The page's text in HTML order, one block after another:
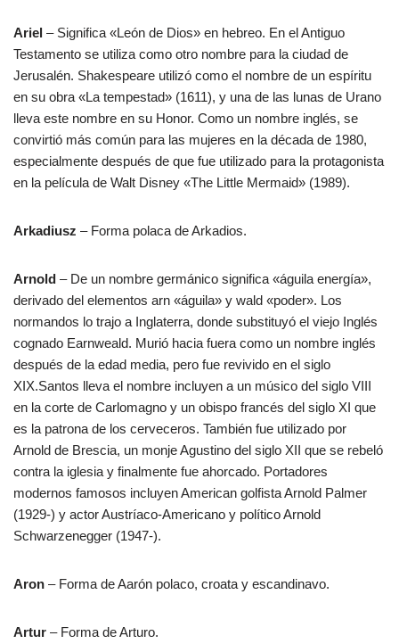
Ariel – Significa «León de Dios» en hebreo. En el Antiguo
Testamento se utiliza como otro nombre para la ciudad de
Jerusalén. Shakespeare utilizó como el nombre de un espíritu
en su obra «La tempestad» (1611), y una de las lunas de Urano
lleva este nombre en su Honor. Como un nombre inglés, se
convirtió más común para las mujeres en la década de 1980,
especialmente después de que fue utilizado para la protagonista
en la película de Walt Disney «The Little Mermaid» (1989).
Arkadiusz – Forma polaca de Arkadios.
Arnold – De un nombre germánico significa «águila energía»,
derivado del elementos arn «águila» y wald «poder». Los
normandos lo trajo a Inglaterra, donde substituyó el viejo Inglés
cognado Earnweald. Murió hacia fuera como un nombre inglés
después de la edad media, pero fue revivido en el siglo
XIX.Santos lleva el nombre incluyen a un músico del siglo VIII
en la corte de Carlomagno y un obispo francés del siglo XI que
es la patrona de los cerveceros. También fue utilizado por
Arnold de Brescia, un monje Agustino del siglo XII que se rebeló
contra la iglesia y finalmente fue ahorcado. Portadores
modernos famosos incluyen American golfista Arnold Palmer
(1929-) y actor Austríaco-Americano y político Arnold
Schwarzenegger (1947-).
Aron – Forma de Aarón polaco, croata y escandinavo.
Artur – Forma de Arturo.